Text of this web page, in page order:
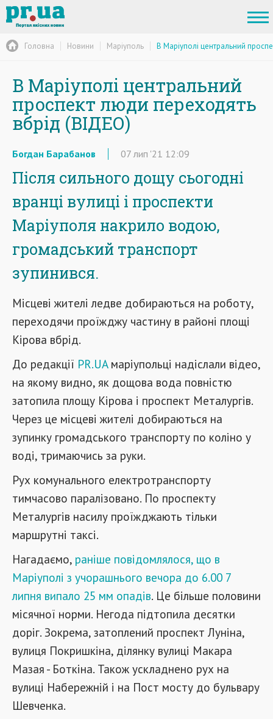
Головна Новини Маріуполь В Маріуполі центральний
В Маріуполі центральний
проспект люди переходять
вбрід (ВІДЕО)
Богдан Барабанов 07 лип '21 12:09
Після сильного дощу сьогодні
вранці вулиці і проспекти
Маріуполя накрило водою,
громадський транспорт
зупинився.
Місцеві жителі ледве добираються на роботу,
переходячи проїжджу частину в районі площі
Кірова вбрід.
До редакції PR.UAмаріупольці надіслали відео,
на якому видно, як дощова вода повністю
затопила площу Кірова і проспект Металургів.
Через це місцеві жителі добираються на
зупинку громадського транспорту по коліно у
воді, тримаючись за руки.
Рух комунального електротранспорту
тимчасово паралізовано. По проспекту
Металургів насилу проїжджають тільки
маршрутні таксі.
Нагадаємо, раніше повідомлялося, що в
Маріуполі з учорашнього вечора до 6.00 7
липня випало 25 мм опадів. Це більше половини
місячної норми. Негода підтопила десятки
доріг. Зокрема, затоплений проспект Луніна,
вулиця Покришкіна, ділянку вулиці Макара
Мазая - Боткіна. Також ускладнено рух на
вулиці Набережній і на Пост мосту до бульвару
Шевченка.